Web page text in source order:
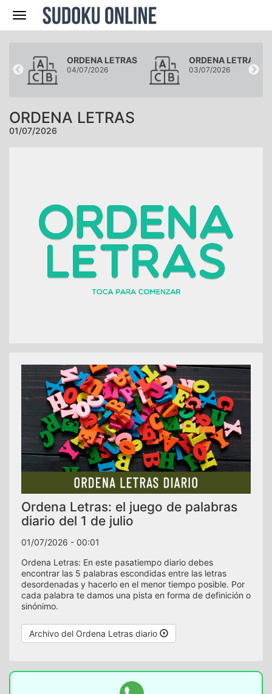
Navegación
ORDENA LETRAS
04/07/2026
ORDENA LETRAS
03/07/2026
ORDENA LETRAS
01/07/2026
Ordena Letras: el juego de palabras
diario del 1 de julio
01/07/2026 - 00:01
Ordena Letras: En este pasatiempo diario debes
encontrar las 5 palabras escondidas entre las letras
desordenadas y hacerlo en el menor tiempo posible. Por
cada palabra te damos una pista en forma de definición o
sinónimo.
Archivo del Ordena Letras diario